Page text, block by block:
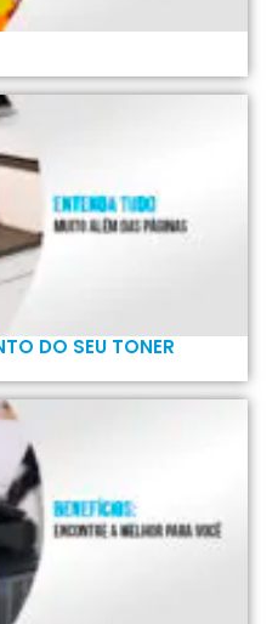
DO SEU TONER